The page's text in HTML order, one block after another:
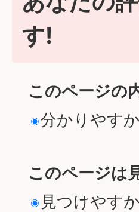
す!
このページの
分かりやす
このページは
見つけやす